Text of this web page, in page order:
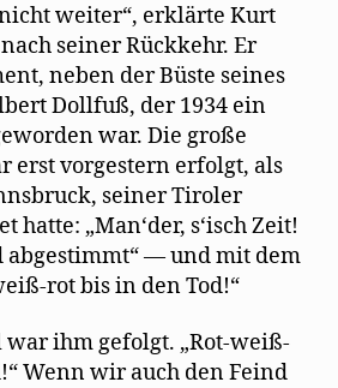
weiter“, erklärte Kurt
seiner Rückkehr. Er
neben der Büste seines
Dollfuß, der 1934 ein
war. Die große
erst vorgestern erfolgt, als
seiner Tiroler
hatte: „Man‘der, s‘isch Zeit!
abgestimmt“ — und mit dem
rot bis in den Tod!“
war ihm gefolgt. „Rot-weiß-
Wenn wir auch den Feind